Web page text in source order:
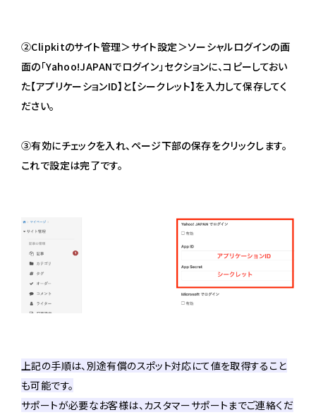
②Clipkitのサイト管理＞サイト設定＞ソーシャルログインの画
面の「Yahoo!JAPANでログイン」セクションに、コピーしておい
た【アプリケーションID】と【シークレット】を入力して保存してく
ださい。
③有効にチェックを入れ、ページ下部の保存をクリックします。
これで設定は完了です。
上記の手順は、別途有償のスポット対応にて値を取得すること
も可能です。
サポートが必要なお客様は、カスタマーサポートまでご連絡くだ